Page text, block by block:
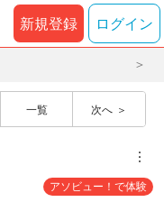
新規登録 ログイン
一覧 次へ
︙
アソビュー！で体験